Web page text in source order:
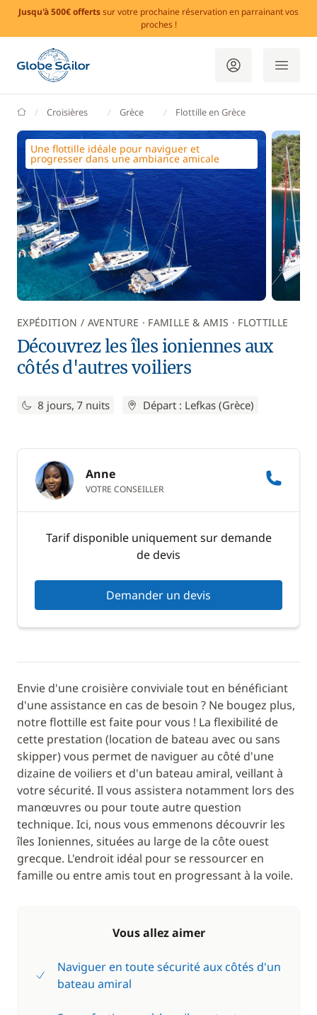
Jusqu'à 500€ offertssur votre prochaine réservation en parrainant vos
proches !
GlobeSailor
Croisières Grèce Flottille en Grèce
Une flottille idéale pour naviguer et
progresser dans une ambiance amicale
EXPÉDITION / AVENTURE FAMILLE & AMIS FLOTTILLE
Découvrez les îles ioniennes aux
côtés d'autres voiliers
8 jours, 7 nuits Départ : Lefkas (Grèce)
Anne
VOTRE CONSEILLER
Tarif disponible uniquement sur demande
de devis
Demander un devis
Envie d'une croisière conviviale tout en bénéficiant
d'une assistance en cas de besoin ? Ne bougez plus,
notre flottille est faite pour vous ! La flexibilité de
cette prestation (location de bateau avec ou sans
skipper) vous permet de naviguer au côté d'une
dizaine de voiliers et d'un bateau amiral, veillant à
votre sécurité. Il vous assistera notamment lors des
manœuvres ou pour toute autre question
technique. Ici, nous vous emmenons découvrir les
îles Ioniennes, situées au large de la côte ouest
grecque. L'endroit idéal pour se ressourcer en
famille ou entre amis tout en progressant à la voile.
Vous allez aimer
Naviguer en toute sécurité aux côtés d'un
bateau amiral